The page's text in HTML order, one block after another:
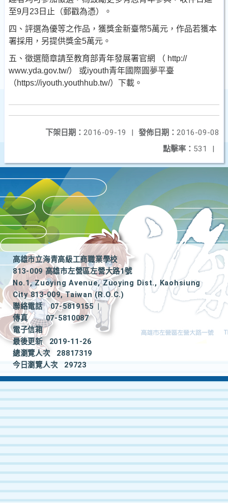
至9月23日止（郵戳為憑）。
四、評選為優等之作品，獲獎金新臺幣5萬元，作品若獲本
署採用，另提供獎金5萬元。
五、徵選簡章請至教育部青年發展署官網 （ http://
www.yda.gov.tw/） 或iyouth青年國際圓夢平臺
（https://iyouth.youthhub.tw/）下載。
發佈日期： 2016-09-08
下架日期： 2016-09-19
|
點擊率： 531 |
高雄市立海青高級工商職業學校
813-009 高雄市左營區左營大路1號
No.1, Zuoying Avenue, Zuoying Dist., Kaohsiung
City 813-009, Taiwan (R.O.C.)
聯絡電話
07-5819155
|
傳真
07-5810087
電子信箱
最後更新
2019-11-26
總瀏覽人次
28817319
今日瀏覽人次
29723